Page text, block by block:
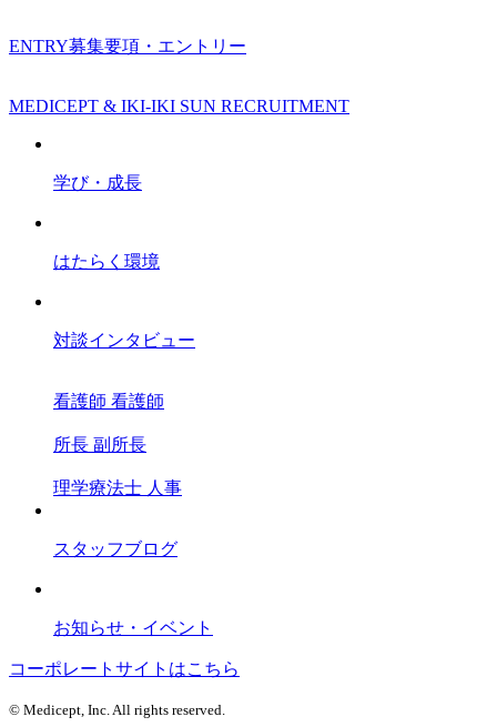
ENTRY募集要項・エントリー
MEDICEPT & IKI-IKI SUN RECRUITMENT
学び・成長
はたらく環境
対談インタビュー
看護師 看護師
所長 副所長
理学療法士 人事
スタッフブログ
お知らせ・イベント
コーポレートサイトはこちら
© Medicept, Inc. All rights reserved.